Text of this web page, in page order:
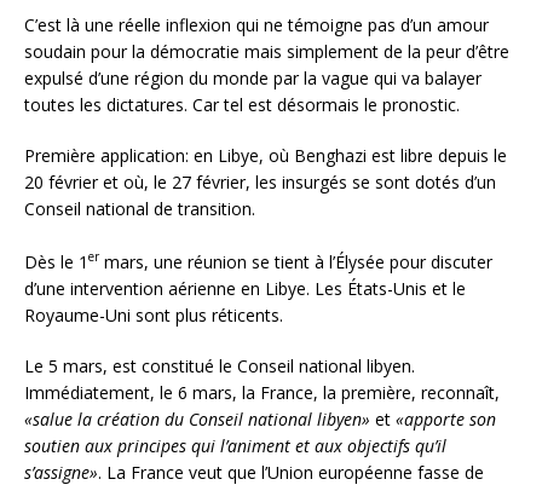
C’est là une réelle inflexion qui ne témoigne pas d’un amour
soudain pour la démocratie mais simplement de la peur d’être
expulsé d’une région du monde par la vague qui va balayer
toutes les dictatures. Car tel est désormais le pronostic.
Première application: en Libye, où Benghazi est libre depuis le
20 février et où, le 27 février, les insurgés se sont dotés d’un
Conseil national de transition.
Dès le 1 ermars, une réunion se tient à l’Élysée pour discuter
d’une intervention aérienne en Libye. Les États-Unis et le
Royaume-Uni sont plus réticents.
Le 5 mars, est constitué le Conseil national libyen.
Immédiatement, le 6 mars, la France, la première, reconnaît,
«salue la création du Conseil national libyen» et «apporte son
soutien aux principes qui l’animent et aux objectifs qu’il
s’assigne». La France veut que l’Union européenne fasse de